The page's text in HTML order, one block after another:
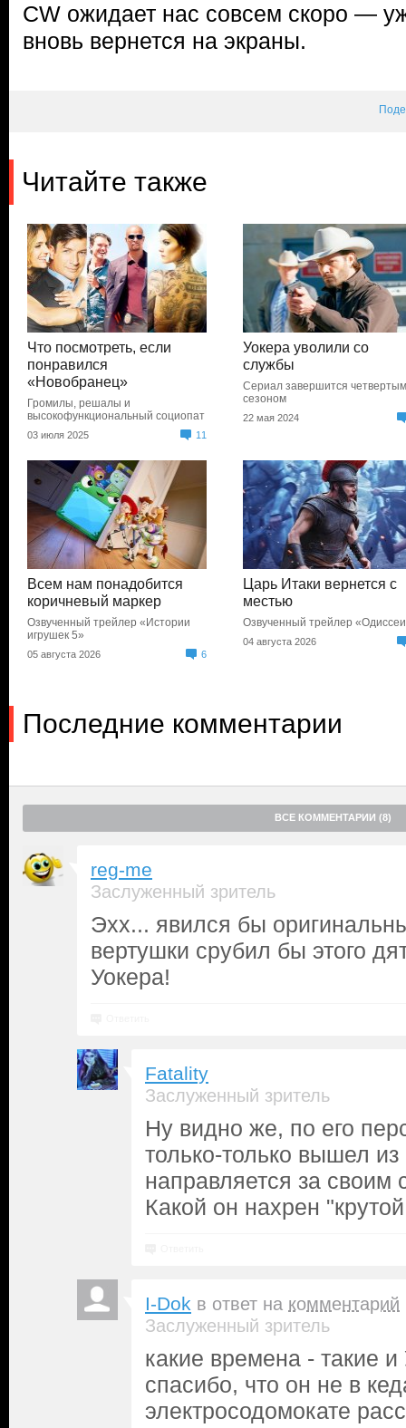
CW ожидает нас совсем скоро —
вновь вернется на экраны.
Читайте также
Что посмотреть, если
понравился
«Новобранец»
Громилы, решалы и
высокофункциональный социопат
03 июля 2025 11
Уокера уволили со
службы
Сериал завершится
сезоном
22 мая 2024
Всем нам понадобится
коричневый маркер
Озвученный трейлер «Истории
игрушек 5»
05 августа 2026 6
Царь Итаки вернется с
местью
Озвученный трейлер
04 августа 2026
Последние комментарии
ВСЕ КОММЕНТАРИИ (8)
reg-me
Заслуженный зритель
Эхх... явился бы
вертушки срубил бы этого
Уокера!
Fatality
Заслуженный зритель
Ну видно же, по его
только-только вышел
направляется за своим
Какой он нахрен
I-Dok в ответ на комментарий
Заслуженный зритель
какие времена - такие
спасибо, что он не в
электросодомокате